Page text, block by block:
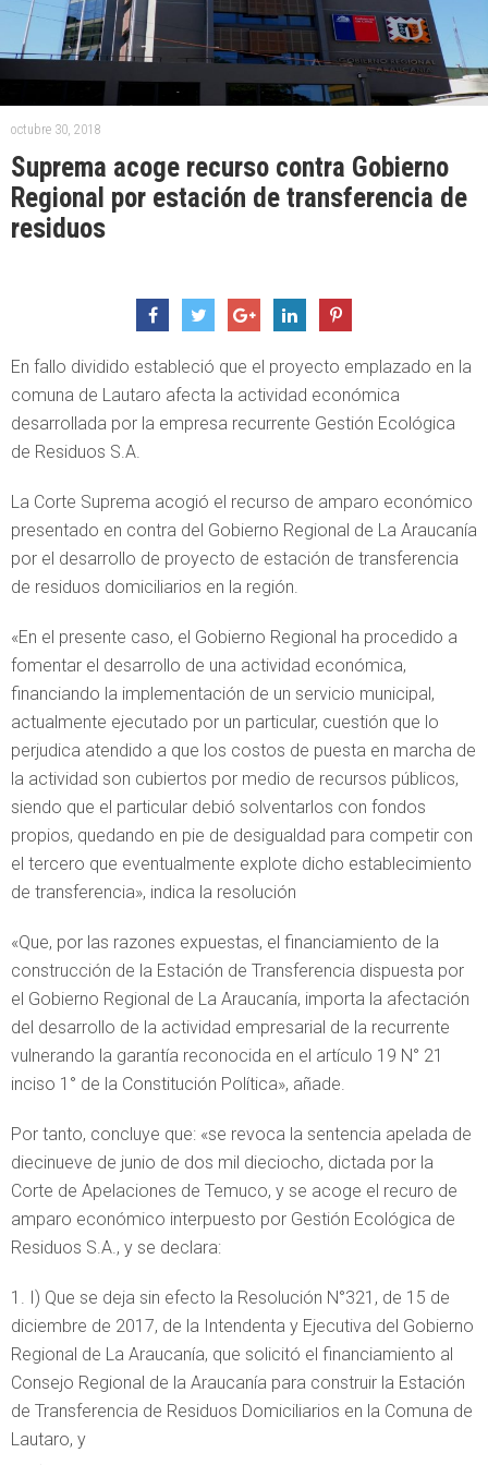
octubre 30, 2018
Suprema acoge recurso contra Gobierno
Regional por estación de transferencia de
residuos
En fallo dividido estableció que el proyecto emplazado en la
comuna de Lautaro afecta la actividad económica
desarrollada por la empresa recurrente Gestión Ecológica
de Residuos S.A.
La Corte Suprema acogió el recurso de amparo económico
presentado en contra del Gobierno Regional de La Araucanía
por el desarrollo de proyecto de estación de transferencia
de residuos domiciliarios en la región.
«En el presente caso, el Gobierno Regional ha procedido a
fomentar el desarrollo de una actividad económica,
financiando la implementación de un servicio municipal,
actualmente ejecutado por un particular, cuestión que lo
perjudica atendido a que los costos de puesta en marcha de
la actividad son cubiertos por medio de recursos públicos,
siendo que el particular debió solventarlos con fondos
propios, quedando en pie de desigualdad para competir con
el tercero que eventualmente explote dicho establecimiento
de transferencia», indica la resolución
«Que, por las razones expuestas, el financiamiento de la
construcción de la Estación de Transferencia dispuesta por
el Gobierno Regional de La Araucanía, importa la afectación
del desarrollo de la actividad empresarial de la recurrente
vulnerando la garantía reconocida en el artículo 19 N° 21
inciso 1° de la Constitución Política», añade.
Por tanto, concluye que: «se revoca la sentencia apelada de
diecinueve de junio de dos mil dieciocho, dictada por la
Corte de Apelaciones de Temuco, y se acoge el recuro de
amparo económico interpuesto por Gestión Ecológica de
Residuos S.A., y se declara:
I) Que se deja sin efecto la Resolución N°321, de 15 de
diciembre de 2017, de la Intendenta y Ejecutiva del Gobierno
Regional de La Araucanía, que solicitó el financiamiento al
Consejo Regional de la Araucanía para construir la Estación
de Transferencia de Residuos Domiciliarios en la Comuna de
Lautaro, y